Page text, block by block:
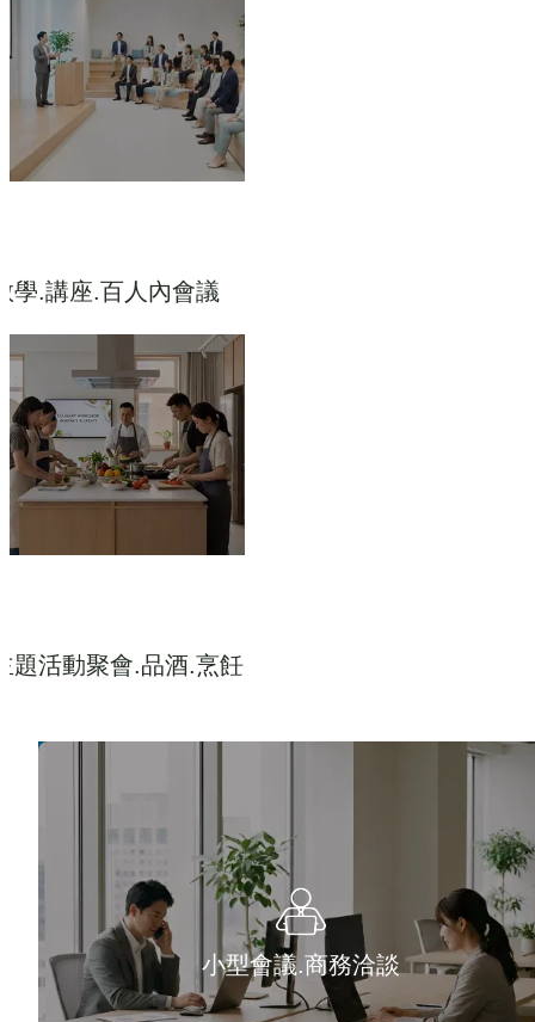
學.講座.百人內會議
題活動聚會.品酒.烹飪
小型會議.商務洽談